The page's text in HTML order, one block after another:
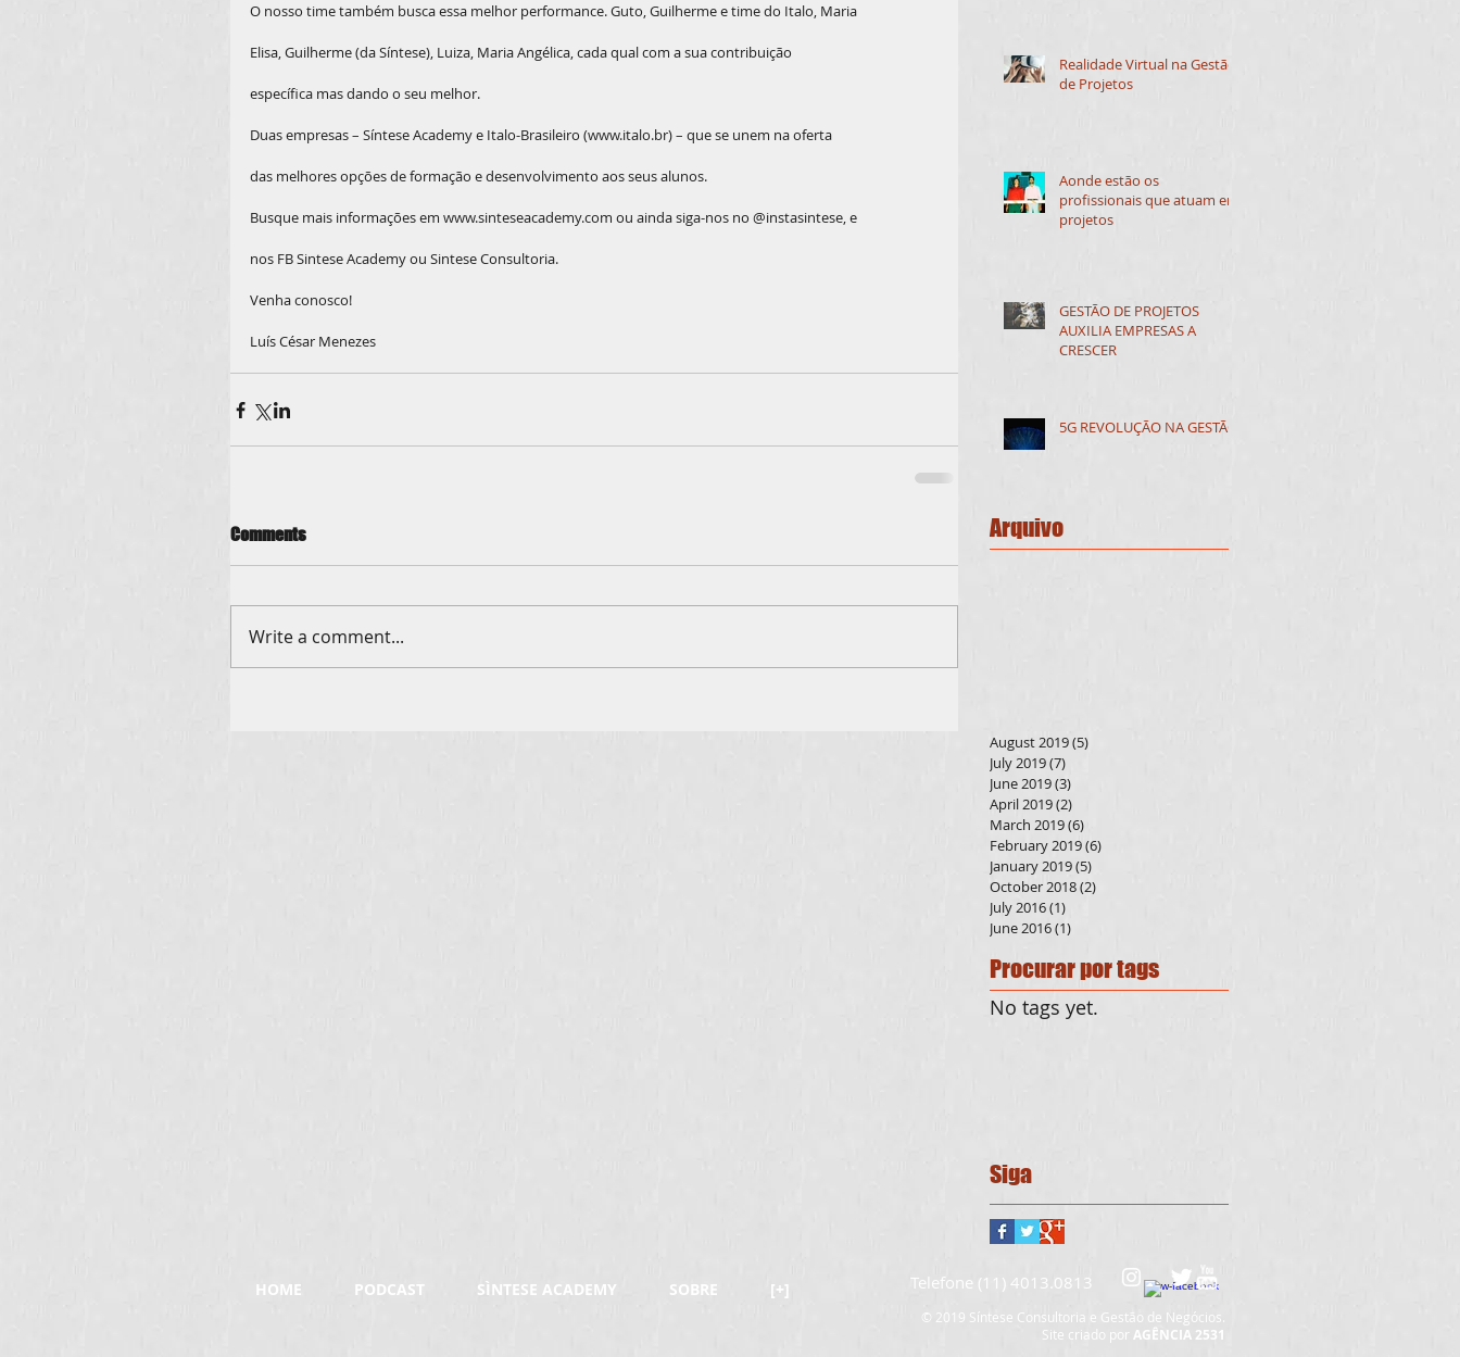
O nosso time também busca essa melhor performance. Guto, Guilherme e time do Italo, Maria
Elisa, Guilherme (da Síntese), Luiza, Maria Angélica, cada qual com a sua contribuição
específica mas dando o seu melhor.
Duas empresas – Síntese Academy e Italo-Brasileiro (www.italo.br) – que se unem na oferta
das melhores opções de formação e desenvolvimento aos seus alunos.
Busque mais informações em www.sinteseacademy.com ou ainda siga-nos no @instasintese, e
nos FB Sintese Academy ou Sintese Consultoria.
Venha conosco!
Luís César Menezes
Comments
Write a comment...
Realidade Virtual na Gestão
de Projetos
Aonde estão os
profissionais que atuam em
projetos
GESTÃO DE PROJETOS
AUXILIA EMPRESAS A
CRESCER
5G REVOLUÇÃO NA GESTÃO
Arquivo
August 2019(5)
July 2019(7)
June 2019(3)
April 2019(2)
March 2019(6)
February 2019(6)
January 2019(5)
October 2018(2)
July 2016(1)
June 2016(1)
Procurar por tags
No tags yet.
Siga
HOME PODCAST SÌNTESE ACADEMY SOBRE [+] Telefone (11) 4013.0813
© 2019 Síntese Consultoria e Gestão de Negócios.
Site criado por AGÊNCIA 2531